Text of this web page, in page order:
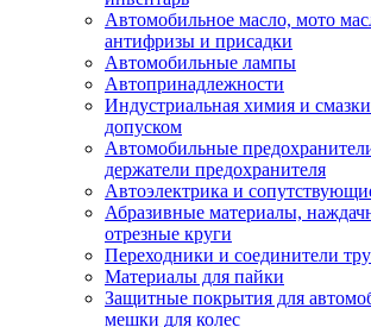
Автомобильное масло, мото
антифризы и присадки
Автомобильные лампы
Автопринадлежности
Индустриальная химия и
допуском
Автомобильные
держатели предохранителя
Автоэлектрика и
Абразивные материалы,
отрезные круги
Переходники и соединители
Материалы для пайки
Защитные покрытия для
мешки для колес